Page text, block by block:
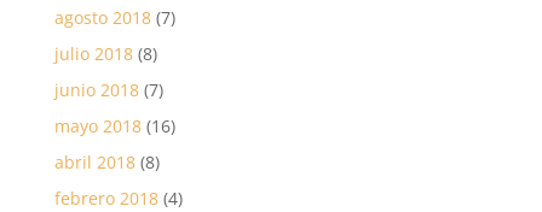
agosto 2018(7)
julio 2018(8)
junio 2018(7)
mayo 2018(16)
abril 2018(8)
febrero 2018(4)